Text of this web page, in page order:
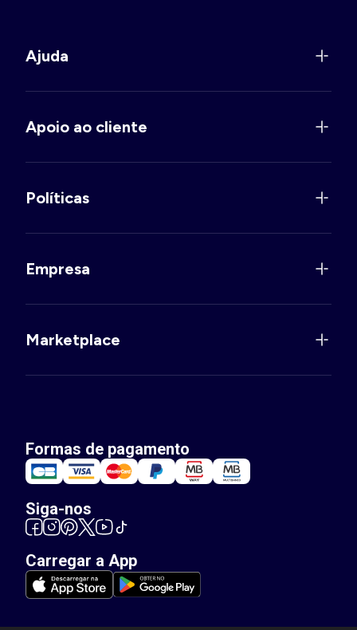
Ajuda
Apoio ao cliente
Políticas
Empresa
Marketplace
Formas de pagamento
Siga-nos
Carregar a App